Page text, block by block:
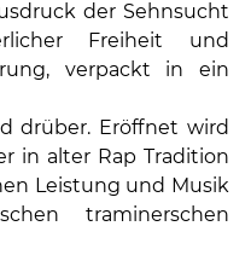
der Sehnsucht
Freiheit und
verpackt in ein
drüber. Eröffnet wird
in alter Rap Tradition
Leistung und Musik
traminerschen